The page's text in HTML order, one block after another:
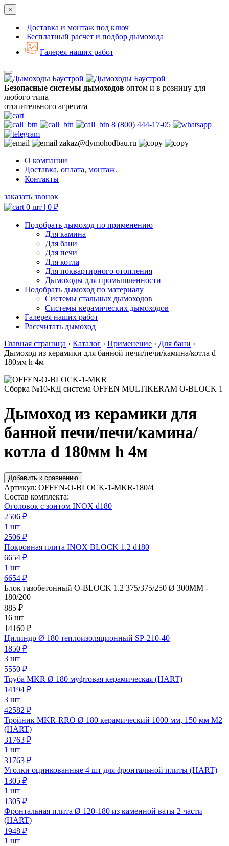
×
Доставка и монтаж под ключ
Бесплатный расчет и подбор дымохода
Галерея наших работ
Безопасные системы дымоходов оптом и в розницу для
любого типа
отопительного агрегата
8 (800) 444-17-05
zakaz@dymohodbau.ru
О компании
Доставка, оплата, монтаж.
Контакты
заказать звонок
0 шт | 0 ₽
Подобрать дымоход по применению
Для камина
Для бани
Для печи
Для котла
Для поквартирного отопления
Дымоходы для промышленности
Подобрать дымоход по материалу
Системы стальных дымоходов
Системы керамических дымоходов
Галерея наших работ
Рассчитать дымоход
Главная страница › Каталог › Применение › Для бани ›
Дымоход из керамики для банной печи/печи/камина/котла d
180мм h 4м
Сборка №10-КД система OFFEN MULTIKERAM O-BLOCK 1
Дымоход из керамики для
банной печи/печи/камина/
котла d 180мм h 4м
Добавить к сравнению
Артикул: OFFEN-O-BLOCK-1-MKR-180/4
Состав комплекта:
Оголовок с зонтом INOX d180
2506 ₽
1 шт
2506 ₽
Покровная плита INOX BLOCK 1.2 d180
6654 ₽
1 шт
6654 ₽
Блок газобетонный O-BLOCK 1.2 375/375/250 Ø 300ММ -
180/200
885 ₽
16 шт
14160 ₽
Цилиндр Ø 180 теплоизоляционный SP-210-40
1850 ₽
3 шт
5550 ₽
Труба MKR Ø 180 муфтовая керамическая (HART)
14194 ₽
3 шт
42582 ₽
Тройник MKR-RRO Ø 180 керамический 1000 мм, 150 мм М2
(HART)
31763 ₽
1 шт
31763 ₽
Уголки оцинкованные 4 шт для фронтальной плиты (HART)
1305 ₽
1 шт
1305 ₽
Фронтальная плита Ø 120-180 из каменной ваты 2 части
(HART)
1948 ₽
1 шт